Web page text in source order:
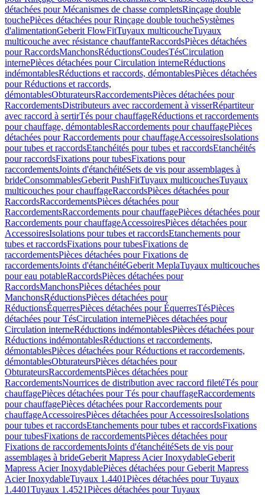
détachées pour Mécanismes de chasse completsRinçage double
touchePièces détachées pour Rinçage double toucheSystèmes
d'alimentationGeberit FlowFitTuyaux multicoucheTuyaux
multicouche avec résistance chauffanteRaccordsPièces détachées
pour RaccordsManchonsRéductionsCoudesTésCirculation
internePièces détachées pour Circulation interneRéductions
indémontablesRéductions et raccords, démontablesPièces détachées
pour Réductions et raccords,
démontablesObturateursRaccordementsPièces détachées pour
RaccordementsDistributeurs avec raccordement à visserRépartiteur
avec raccord à sertirTés pour chauffageRéductions et raccordements
pour chauffage, démontablesRaccordements pour chauffagePièces
détachées pour Raccordements pour chauffageAccessoiresIsolations
pour tubes et raccordsEtanchéités pour tubes et raccordsEtanchéités
pour raccordsFixations pour tubesFixations pour
raccordementsJoints d'étanchéitéSets de vis pour assemblages à
brideConsommablesGeberit PushFitTuyaux multicouchesTuyaux
multicouches pour chauffageRaccordsPièces détachées pour
RaccordsRaccordementsPièces détachées pour
RaccordementsRaccordements pour chauffagePièces détachées pour
Raccordements pour chauffageAccessoiresPièces détachées pour
AccessoiresIsolations pour tubes et raccordsEtanchements pour
tubes et raccordsFixations pour tubesFixations de
raccordementsPièces détachées pour Fixations de
raccordementsJoints d'étanchéitéGeberit MeplaTuyaux multicouches
pour eau potableRaccordsPièces détachées pour
RaccordsManchonsPièces détachées pour
ManchonsRéductionsPièces détachées pour
RéductionsÉquerresPièces détachées pour ÉquerresTésPièces
détachées pour TésCirculation internePièces détachées pour
Circulation interneRéductions indémontablesPièces détachées pour
Réductions indémontablesRéductions et raccordements,
démontablesPièces détachées pour Réductions et raccordements,
démontablesObturateursPièces détachées pour
ObturateursRaccordementsPièces détachées pour
RaccordementsNourrices de distribution avec raccord filetéTés pour
chauffagePièces détachées pour Tés pour chauffageRaccordements
pour chauffagePièces détachées pour Raccordements pour
chauffageAccessoiresPièces détachées pour AccessoiresIsolations
pour tubes et raccordsEtanchements pour tubes et raccordsFixations
pour tubesFixations de raccordementsPièces détachées pour
Fixations de raccordementsJoints d'étanchéitéSets de vis pour
assemblages à brideGeberit Mapress Acier InoxydableGeberit
Mapress Acier InoxydablePièces détachées pour Geberit Mapress
Acier InoxydableTuyaux 1.4401Pièces détachées pour Tuyaux
1.4401Tuyaux 1.4521Pièces détachées pour Tuyaux